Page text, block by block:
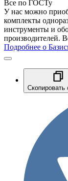
Все по ГОСТу
У нас можно
комплекты
инструменты и
производителей.
Подробнее о
Скопировать